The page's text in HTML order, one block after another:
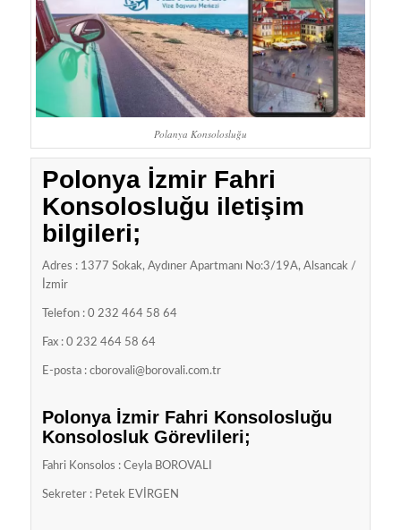
Polanya Konsolosluğu
Polonya İzmir Fahri
Konsolosluğu iletişim
bilgileri;
Adres : 1377 Sokak, Aydıner Apartmanı No:3/19A, Alsancak /
İzmir
Telefon : 0 232 464 58 64
Fax : 0 232 464 58 64
E-posta : cborovali@borovali.com.tr
Polonya İzmir Fahri Konsolosluğu
Konsolosluk Görevlileri;
Fahri Konsolos : Ceyla BOROVALI
Sekreter : Petek EVİRGEN